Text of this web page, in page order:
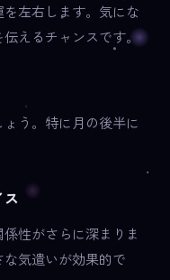
左右します。気にな
えるチャンスです。
う。特に月の後半に
性がさらに深まりま
気遣いが効果的で